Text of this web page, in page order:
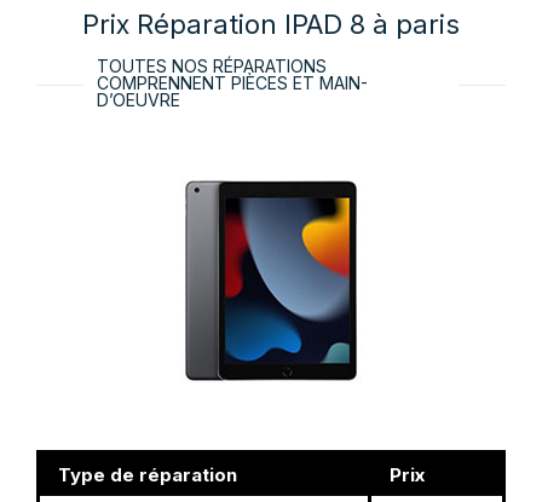
Prix Réparation IPAD 8 à paris
TOUTES NOS RÉPARATIONS
COMPRENNENT PIÈCES ET MAIN-
D’OEUVRE
Type de réparation
Prix